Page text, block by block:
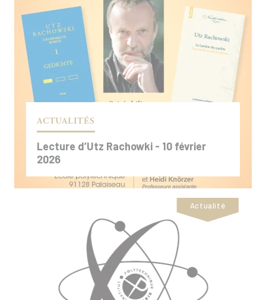
ACTUALITÉS
Lecture d’Utz Rachowki - 10 février
2026
Actualité